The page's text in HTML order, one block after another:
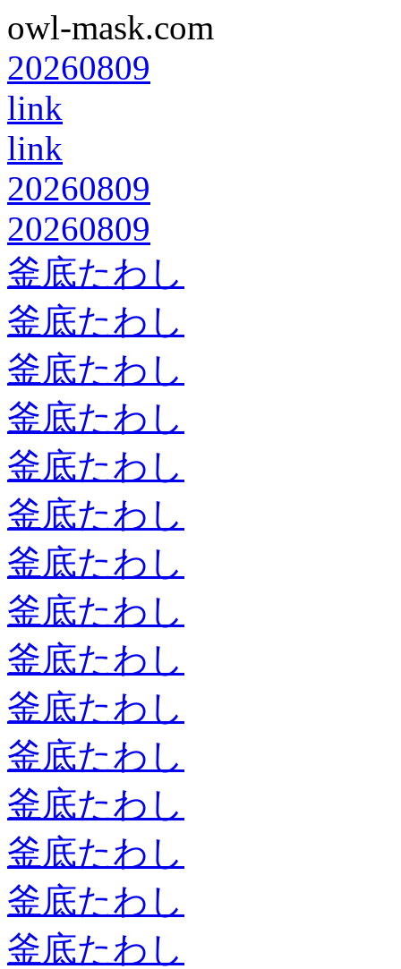
owl-mask.com
20260809
link
link
20260809
20260809
釜底たわし
釜底たわし
釜底たわし
釜底たわし
釜底たわし
釜底たわし
釜底たわし
釜底たわし
釜底たわし
釜底たわし
釜底たわし
釜底たわし
釜底たわし
釜底たわし
釜底たわし